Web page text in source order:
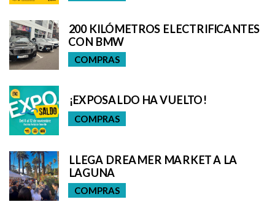
200 KILÓMETROS ELECTRIFICANTES
CON BMW
COMPRAS
¡EXPOSALDO HA VUELTO!
COMPRAS
LLEGA DREAMER MARKET A LA
LAGUNA
COMPRAS